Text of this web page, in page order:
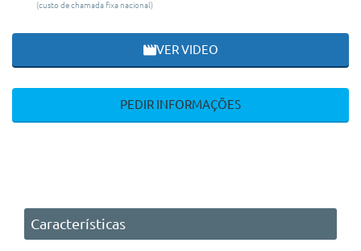
(custo de chamada fixa nacional)
VER VIDEO
PEDIR INFORMAÇÕES
Características